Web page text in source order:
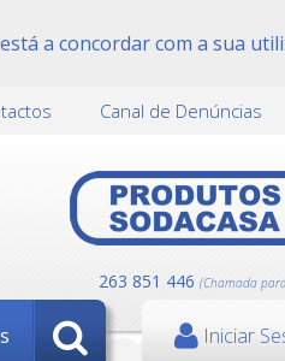
a concordar com a sua
Canal de Denúncias
263 851 446 (Chamada
Iniciar